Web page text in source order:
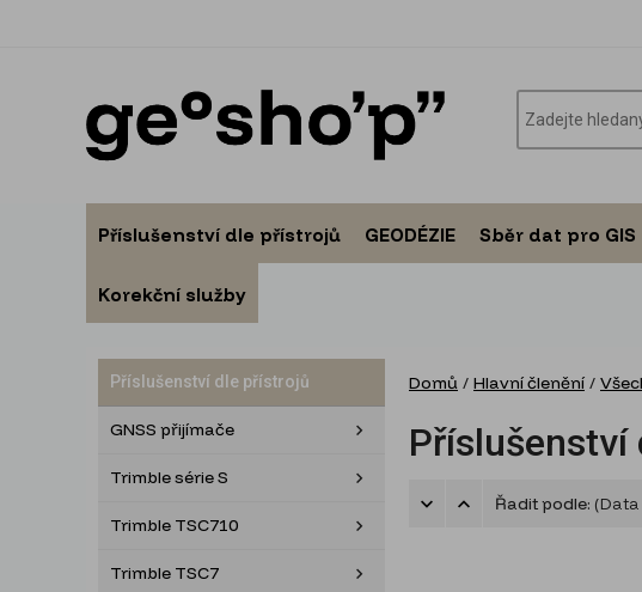
Příslušenství dle přístrojů GEODÉZIE Sběr dat pro GIS
Korekční služby
Příslušenství dle přístrojů
GNSS přijímače
Trimble série S
Trimble TSC710
Trimble TSC7
Domů / Hlavní členění /
Příslušenství
Řadit podle: